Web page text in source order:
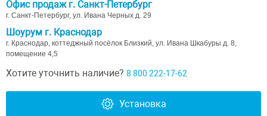
Офис продаж г. Санкт-Петербург
г. Санкт-Петербург, ул. Ивана Черных д. 29
Шоурум г. Краснодар
г. Краснодар, коттеджный посёлок Близкий, ул. Ивана Шкабуры д. 8,
помещение 4,5
Хотите уточнить наличие? 8 800 222-17-62
Установка